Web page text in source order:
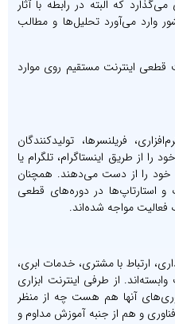
که البته در رابطه با آثار
وارد می‌آورد تحلیل‌ها و مطالب
اینترنت مستقیم روی موارد
فریلنسرها، تولیدکنندگان
از طریق اینستاگرام، تلگرام یا
خود را از دست می‌دهند. همچنان
استارتاپ‌ها در دوره‌های قطعی
مواجه شده‌اند.
ارتباط با مشتری، خدمات ابری،
از طرفی اینترنت ابزاری
آنها هم هست چه از منظر
و هم از جنبه آموزش مداوم و